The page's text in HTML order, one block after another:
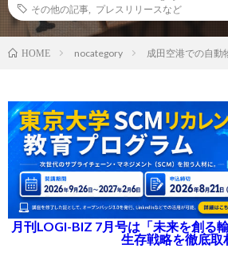
その他の記事
プレスリリースなど
HOME nocategory 成田空港での自動
月刊LOGI-BIZ 7月号は「未来を創る
生存戦略を徹底取